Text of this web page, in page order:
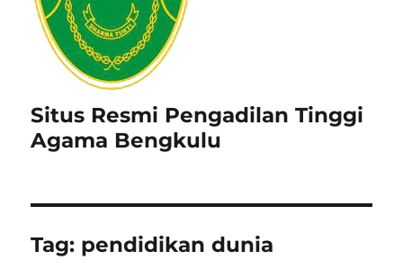
Situs Resmi Pengadilan Tinggi
Agama Bengkulu
Tag: pendidikan dunia